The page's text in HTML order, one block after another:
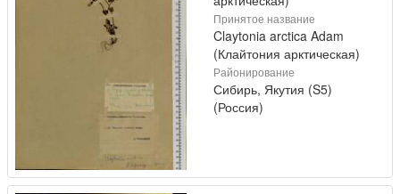
Принятое название
Claytonia arctica Adam
(Клайтония арктическая)
Районирование
Сибирь, Якутия (S5)
(Россия)